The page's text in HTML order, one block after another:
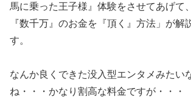
馬に乗った王子様』体験をさせてあげて
『数千万』のお金を『頂く』方法」が解
す。
なんか良くできた没入型エンタメみたい
ね・・・かなり割高な料金ですが・・・